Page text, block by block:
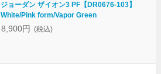
ジョーダン ザイオン3 PF【DR0676-103】
White/Pink form/Vapor Green
8,900円 (税込)